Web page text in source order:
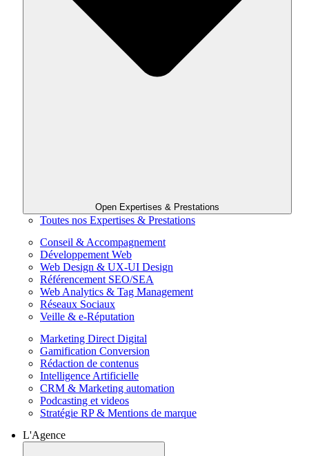
Open Expertises & Prestations
Toutes nos Expertises & Prestations
Conseil & Accompagnement
Développement Web
Web Design & UX-UI Design
Référencement SEO/SEA
Web Analytics & Tag Management
Réseaux Sociaux
Veille & e-Réputation
Marketing Direct Digital
Gamification Conversion
Rédaction de contenus
Intelligence Artificielle
CRM & Marketing automation
Podcasting et videos
Stratégie RP & Mentions de marque
L'Agence